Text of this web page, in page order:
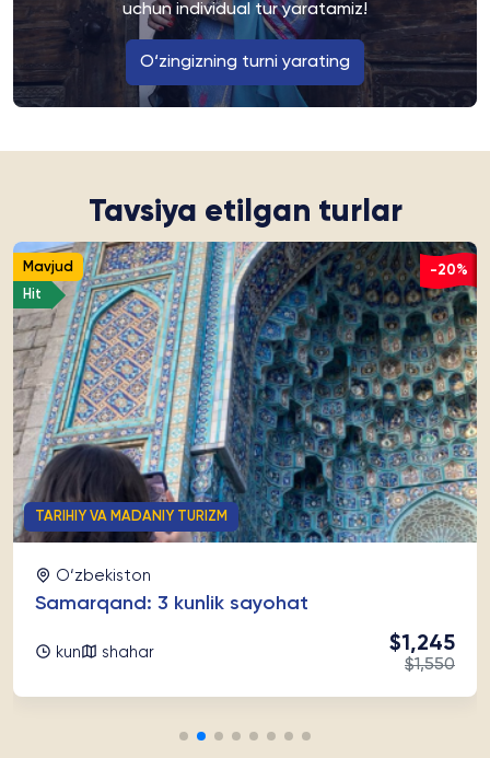
uchun individual tur yaratamiz!
O‘zingizning turni yarating
Tavsiya etilgan turlar
Mavjud
Hit
-20%
TARIHIY VA MADANIY TURIZM
O‘zbekiston
Samarqand: 3 kunlik sayohat
kun shahar $1,245
$1,550